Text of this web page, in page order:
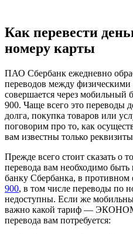
Как перевести
номеру карты
ПАО Сбербанк ежедневно
переводов между
совершается через мобильный
900. Чаще всего это переводы
долга, покупка товаров или
поговорим про то, как
вам известны только
Прежде всего стоит сказать о
перевода вам необходимо
банку Сбербанка, в противном
900, в том числе переводы по
недоступны. Если же
важно какой тариф —
перевода вам потребуется: